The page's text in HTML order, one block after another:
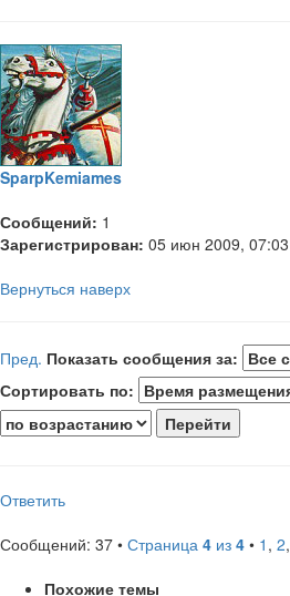
SparpKemiames
Сообщений: 1
Зарегистрирован: 05 июн 2009, 07:03
Вернуться наверх
Пред. Показать сообщения за:
Сортировать по:
Ответить
Сообщений: 37 • Страница 4 из 4 • 1 , 2,
Похожие темы